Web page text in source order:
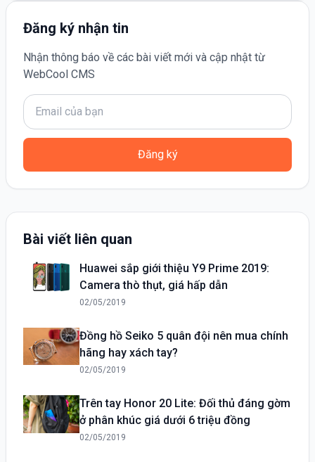
Đăng ký nhận tin
Nhận thông báo về các bài viết mới và cập nhật từ
WebCool CMS
Đăng ký
Bài viết liên quan
Huawei sắp giới thiệu Y9 Prime 2019:
Camera thò thụt, giá hấp dẫn
02/05/2019
Đồng hồ Seiko 5 quân đội nên mua chính
hãng hay xách tay?
02/05/2019
Trên tay Honor 20 Lite: Đối thủ đáng gờm
ở phân khúc giá dưới 6 triệu đồng
02/05/2019